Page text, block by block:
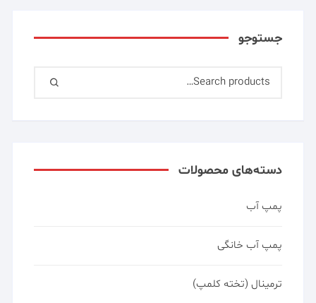
جستوجو
دسته‌های محصولات
پمپ آب
پمپ آب خانگی
ترمینال (تخته کلمپ)